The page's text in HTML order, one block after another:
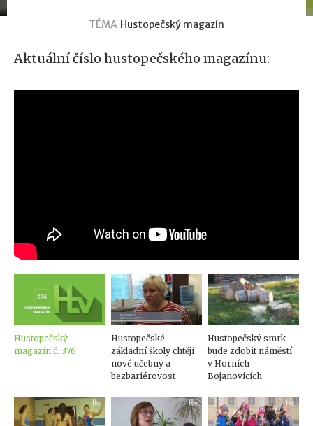
TÉMA Hustopečský magazín
Aktuální číslo hustopečského magazínu:
Hustopečský
magazín č. 376
Hustopečské
základní školy chtějí
nové učebny a
bezbariérovost
Hustopečský smrk
bude zdobit náměstí
v Horních
Bojanovicích